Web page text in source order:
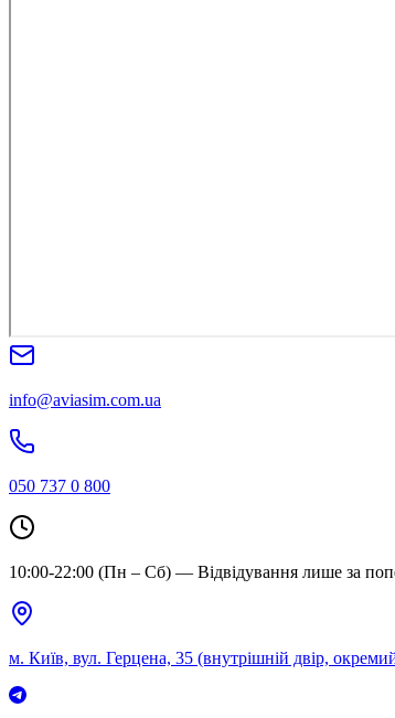
info@aviasim.com.ua
050 737 0 800
10:00-22:00 (Пн – Сб) — Відвідування лише за
м. Київ, вул. Герцена, 35 (внутрішній двір,